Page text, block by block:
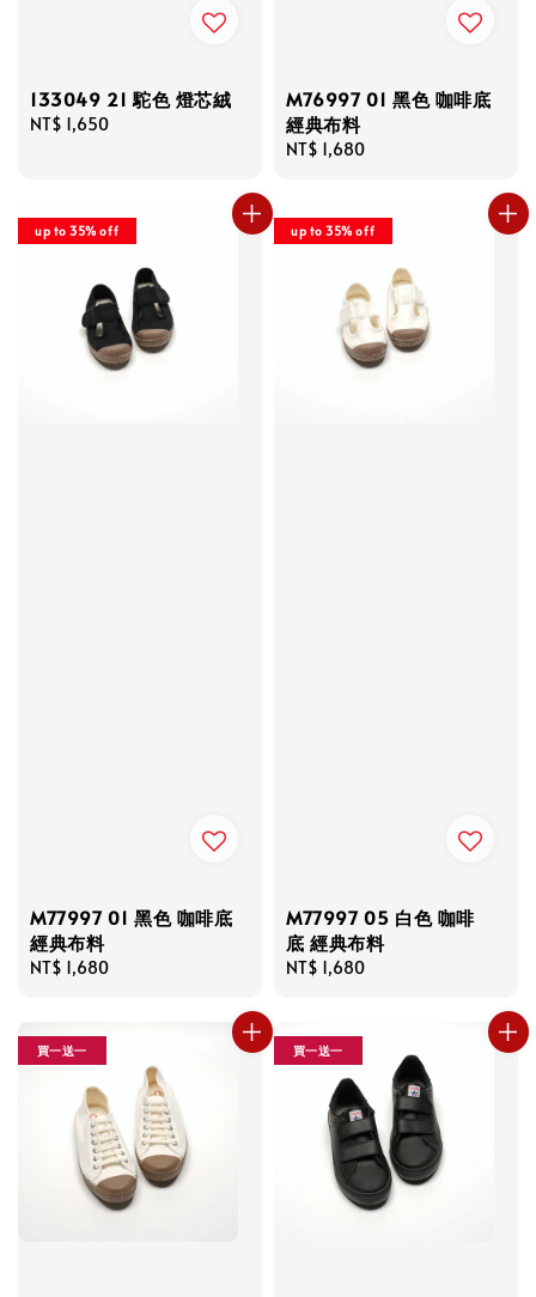
133049 21 駝色 燈芯絨
Regular
NT$ 1,650
M76997 01 黑色 咖啡底
經典布料
Regular
NT$ 1,680
up to 35% off
M77997 01 黑色 咖啡底
經典布料
Regular
NT$ 1,680
up to 35% off
M77997 05 白色 咖啡
底 經典布料
Regular
NT$ 1,680
買一送一 買一送一